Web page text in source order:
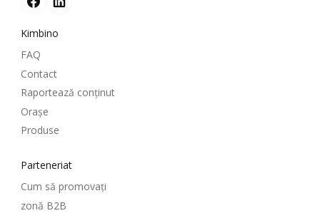
Kimbino
FAQ
Contact
Raportează conținut
Oraşe
Produse
Parteneriat
Cum să promovați
zonă B2B